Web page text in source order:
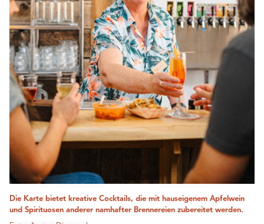
Die Karte bietet kreative Cocktails, die mit hauseigenem Apfelwein
und Spirituosen anderer namhafter Brennereien zubereitet werden.